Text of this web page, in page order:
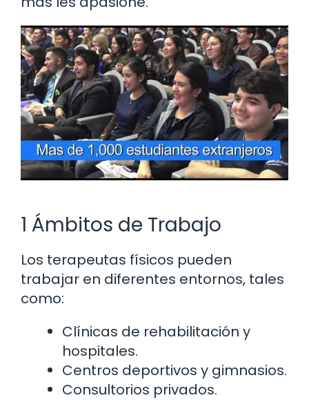
1 Ámbitos de Trabajo
Los terapeutas físicos pueden
trabajar en diferentes entornos, tales
como:
Clínicas de rehabilitación y
hospitales.
Centros deportivos y gimnasios.
Consultorios privados.